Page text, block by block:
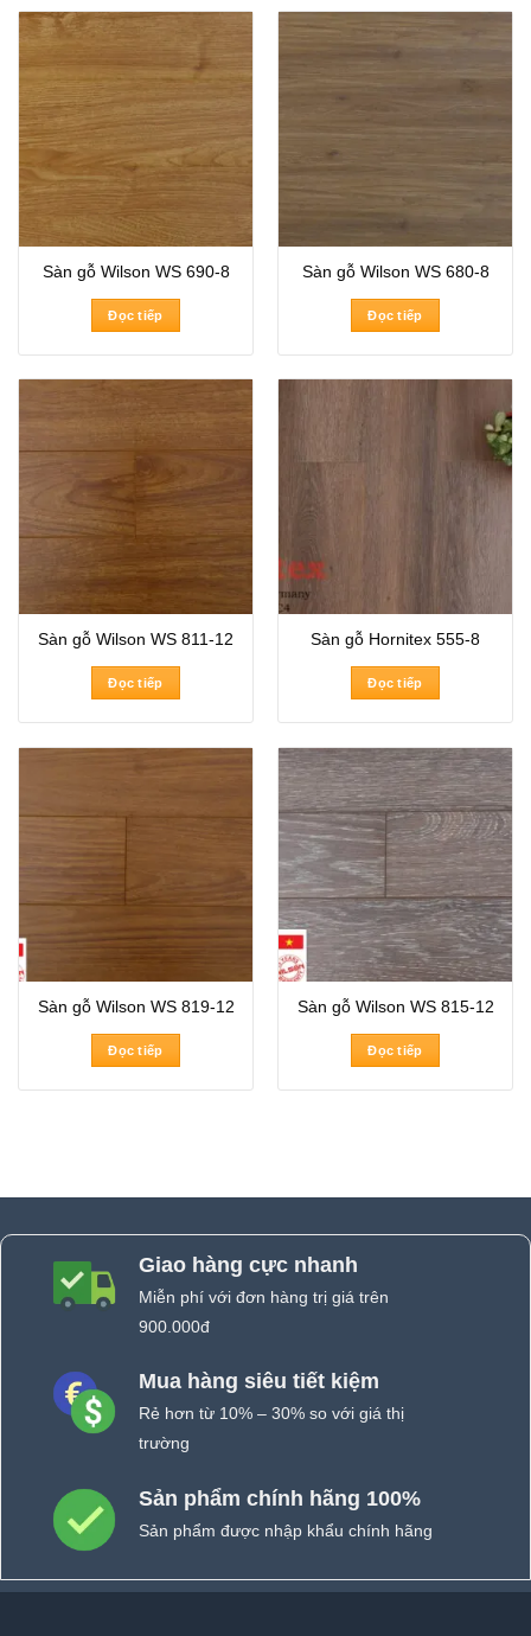
Sàn gỗ Wilson WS 690-8
Đọc tiếp
Sàn gỗ Wilson WS 680-8
Đọc tiếp
Sàn gỗ Wilson WS 811-12
Đọc tiếp
Sàn gỗ Hornitex 555-8
Đọc tiếp
Sàn gỗ Wilson WS 819-12
Đọc tiếp
Sàn gỗ Wilson WS 815-12
Đọc tiếp
Giao hàng cực nhanh
Miễn phí với đơn hàng trị giá trên
900.000đ
Mua hàng siêu tiết kiệm
Rẻ hơn từ 10% – 30% so với giá thị
trường
Sản phẩm chính hãng 100%
Sản phẩm được nhập khẩu chính hãng